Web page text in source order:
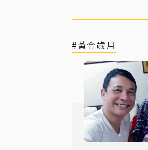
#黃金歲月